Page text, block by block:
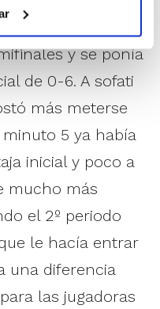
y se ponía
de 0-6. A sofati
más meterse
5 ya había
inicial y poco a
mucho más
el 2º periodo
le hacía entrar
una diferencia
las jugadoras